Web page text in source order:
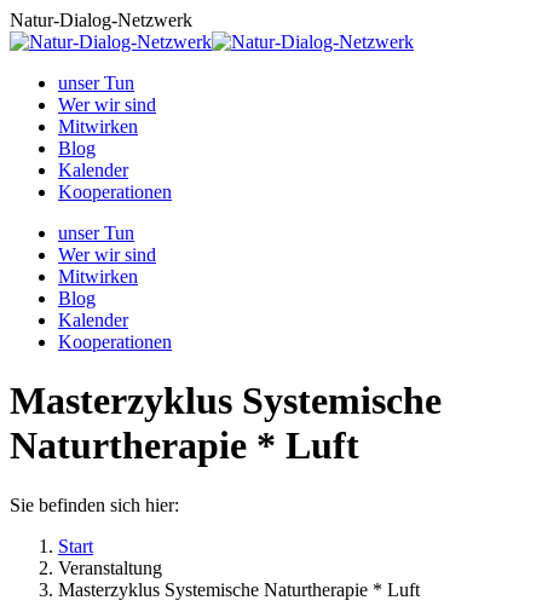
Zum
Inhalt
Natur-Dialog-Netzwerk
unser Tun
Wer wir sind
Mitwirken
Blog
Kalender
Kooperationen
unser Tun
Wer wir sind
Mitwirken
Blog
Kalender
Kooperationen
Masterzyklus Systemische
Naturtherapie * Luft
Sie befinden sich hier:
Start
Veranstaltung
Masterzyklus Systemische Naturtherapie * Luft